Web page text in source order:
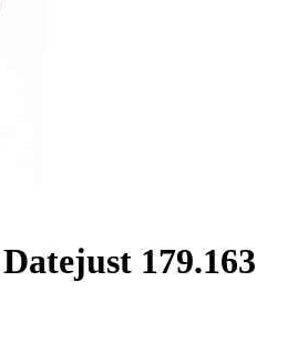
179.163